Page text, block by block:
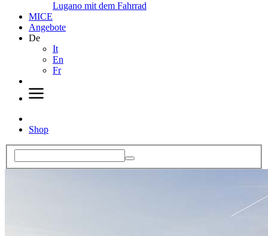
Lugano mit dem Fahrrad
MICE
Angebote
De
It
En
Fr
Shop